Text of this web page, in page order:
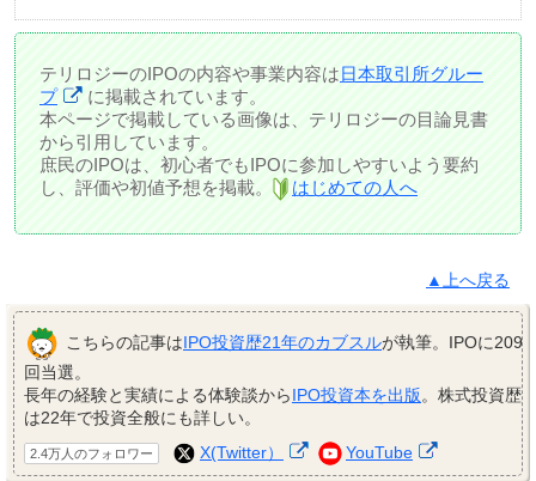
テリロジーのIPOの内容や事業内容は日本取引所グルー
プ
に掲載されています。
本ページで掲載している画像は、テリロジーの目論見書
から引用しています。
庶民のIPOは、初心者でもIPOに参加しやすいよう要約
し、評価や初値予想を掲載。
はじめての人へ
▲上へ戻る
こちらの記事はIPO投資歴21年のカブスルが執筆。IPOに209
回当選。
長年の経験と実績による体験談からIPO投資本を出版。株式投資歴
は22年で投資全般にも詳しい。
2.4万人のフォロワー X(Twitter） YouTube